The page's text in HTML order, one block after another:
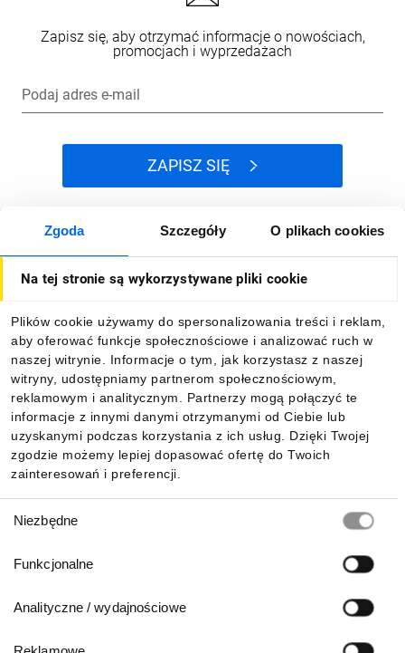
Zgoda Szczegóły O plikach cookies
Na tej stronie są wykorzystywane pliki cookie
Plików cookie używamy do spersonalizowania treści i reklam,
aby oferować funkcje społecznościowe i analizować ruch w
naszej witrynie. Informacje o tym, jak korzystasz z naszej
witryny, udostępniamy partnerom społecznościowym,
reklamowym i analitycznym. Partnerzy mogą połączyć te
informacje z innymi danymi otrzymanymi od Ciebie lub
uzyskanymi podczas korzystania z ich usług. Dzięki Twojej
zgodzie możemy lepiej dopasować ofertę do Twoich
zainteresowań i preferencji.
zgody
Niezbędne
Funkcjonalne
Analityczne / wydajnościowe
Zapisz się, aby otrzymać informacje o nowościach,
promocjach i wyprzedażach
Podaj adres e-mail
ZAPISZ SIĘ
Dla kupujących
Informacje
Pobierz naszą aplikację mobilną: